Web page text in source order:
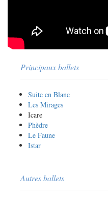
Principaux ballets
Suite en Blanc
Les Mirages
Icare
Phèdre
Le Faune
Istar
Autres ballets